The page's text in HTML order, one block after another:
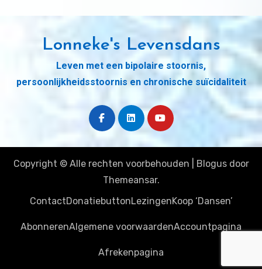
Lonneke's Levensdans
Leven met een bipolaire stoornis,
persoonlijkheidsstoornis en chronische suïcidaliteit
Copyright © Alle rechten voorbehouden Blogusdoor
Themeansar.
ContactDonatiebuttonLezingenKoop ‘Dansen’
AbonnerenAlgemene voorwaardenAccountpagina
Afrekenpagina